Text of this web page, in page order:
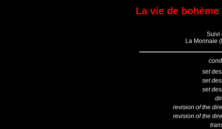
La vie de
Suivi
La Monnaie
set
set
set
revision of the
revision of the